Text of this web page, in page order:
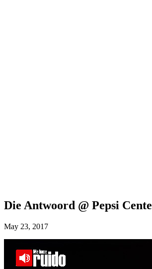
Die Antwoord @ Pepsi
May 23, 2017